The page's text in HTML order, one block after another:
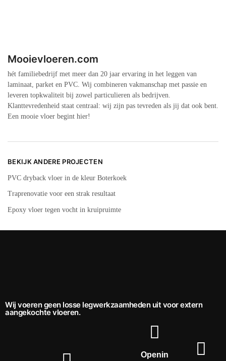
Mooievloeren.com
hét familiebedrijf met meer dan 20 jaar ervaring in het leggen van
laminaat, parket en PVC. Wij combineren vakmanschap met passie en
leveren topkwaliteit bij zowel particulieren als bedrijven.
Klanttevredenheid staat centraal: wij zijn pas tevreden als jij dat ook bent.
Een mooie vloer begint hier!
BEKIJK ANDERE PROJECTEN
PVC dryback vloer in de kleur Boterkoek
Traprenovatie voor een strak resultaat
Epoxy vloer tegen vocht in kruipruimte
Wij voeren geen losse legwerkzaamheden uit voor extern
aangekochte vloeren.
Openin